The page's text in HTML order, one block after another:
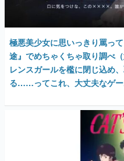
具体的な形から解
「経験値」「裏技
の起源や用法の変
イニーP氏が徹底
カテゴリ
極悪美少女に思いっきり罵っ
途』でめちゃくちゃ取り調べ
レンスガールを檻に閉じ込め
る……ってこれ、大丈夫なゲー